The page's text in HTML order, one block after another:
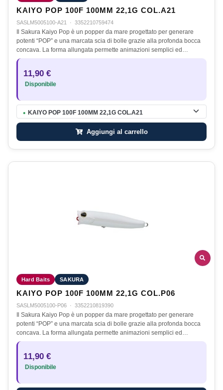
KAIYO POP 100F 100MM 22,1G COL.A21
SASLM5005100-A21 · 3352210759474
Il Sakura Kaiyo Pop è un popper da mare progettato per generare
potenti “POP” e una marcata scia di bolle grazie alla profonda bocca
concava. La forma allungata permette animazioni semplici ed…
11,90 €
Disponibile
● KAIYO POP 100F 100MM 22,1G COL.A21
Aggiungi al carrello
Hard Baits SAKURA
KAIYO POP 100F 100MM 22,1G COL.P06
SASLM5005100-P06 · 3352210819390
Il Sakura Kaiyo Pop è un popper da mare progettato per generare
potenti “POP” e una marcata scia di bolle grazie alla profonda bocca
concava. La forma allungata permette animazioni semplici ed…
11,90 €
Disponibile